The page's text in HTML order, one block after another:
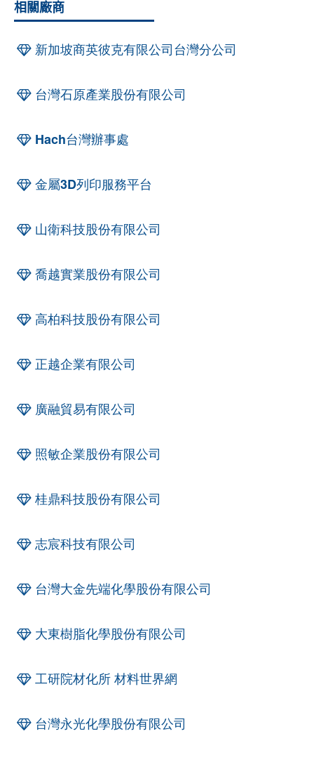
相關廠商
新加坡商英彼克有限公司台灣分公司
台灣石原產業股份有限公司
Hach台灣辦事處
金屬3D列印服務平台
山衛科技股份有限公司
喬越實業股份有限公司
高柏科技股份有限公司
正越企業有限公司
廣融貿易有限公司
照敏企業股份有限公司
桂鼎科技股份有限公司
志宸科技有限公司
台灣大金先端化學股份有限公司
大東樹脂化學股份有限公司
工研院材化所 材料世界網
台灣永光化學股份有限公司